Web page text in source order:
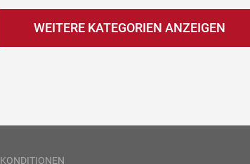
WEITERE KATEGORIEN ANZEIGEN
KONDITIONEN